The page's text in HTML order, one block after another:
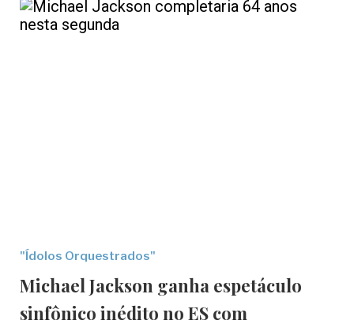
"Ídolos Orquestrados"
Michael Jackson ganha espetáculo
sinfônico inédito no ES com